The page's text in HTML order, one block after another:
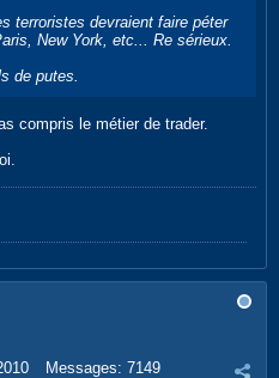
terroristes devraient faire péter
New York, etc... Re sérieux.
de putes.
compris le métier de trader.
Messages: 7149